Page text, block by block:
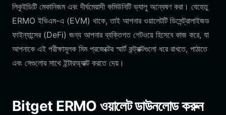
লিকুইডিটি মেকানিজম এবং দীর্ঘমেয়াদী কমিউনিটি ভ্যালু অন্বেষণ করা। যেহেতু
ERMO ইভিএম-এ (EVM) থাকে, তাই আপনার ওয়ালেটটি ডিসেন্ট্রালাইজড
ফাইন্যান্সের (DeFi) জন্য আপনার ব্যক্তিগত গেটওয়ে হিসেবে কাজ করে, যা
আপনাকে এই পরীক্ষামূলক মিম প্রজেক্টের স্মার্ট কন্ট্রাক্টগুলো ধরে রাখতে, পাঠাতে
এবং সেগুলোর সাথে ইন্টারঅ্যাক্ট করতে দেয়।
Bitget ERMO ওয়ালেট ডাউনলোড করুন